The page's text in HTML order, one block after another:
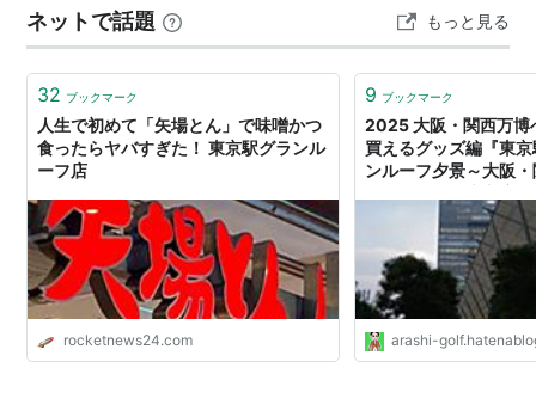
してナカナカな趣向です。 そんなグランルーフは春先に
桜とのコラボがあったりします。 商業的な意味合いの強
い八重洲…
ネットで話題 もっと見る
32 ブックマーク
人生で初めて「矢場とん」で味噌かつ
食ったらヤバすぎた！ 東京駅グランル
ーフ店
rocketnews24.com
9 ブックマーク
2025 大阪・関西万博
買えるグッズ編『東
ンルーフ夕景～大阪
ミステリーの日々２
arashi-